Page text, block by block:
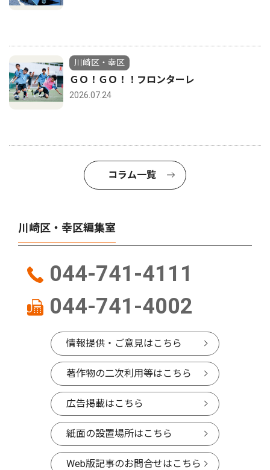
川崎区・幸区
ＧＯ！ＧＯ！！フロンターレ
2026.07.24
コラム一覧
川崎区・幸区編集室
044-741-4111
044-741-4002
情報提供・ご意見はこちら
著作物の二次利用等はこちら
広告掲載はこちら
紙面の設置場所はこちら
Web版記事のお問合せはこちら